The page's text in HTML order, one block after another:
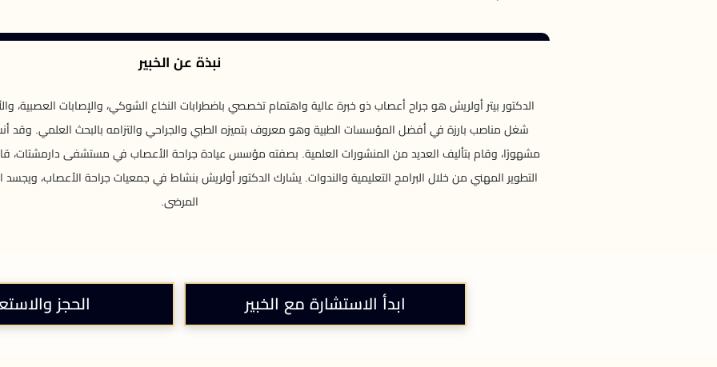
نبذة عن الخبير
الدكتور بيتر أولريش هو جراح أعصاب ذو خبرة عالية واهتمام تخصصي باضطرابات النخاع الشوكي، والإصابات العصبية،
شغل مناصب بارزة في أفضل المؤسسات الطبية وهو معروف بتميزه الطبي والجراحي والتزامه بالبحث العلمي. وقد
مشهورًا، وقام بتأليف العديد من المنشورات العلمية. بصفته مؤسس عيادة جراحة الأعصاب في مستشفى دارمشتات، قام
التطوير المهني من خلال البرامج التعليمية والندوات. يشارك الدكتور أولريش بنشاط في جمعيات جراحة الأعصاب، ويجسد
المرضى.
ابدأ الاستشارة مع الخبير الحجز